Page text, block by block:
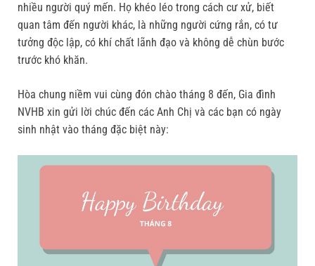
nhiều người quý mến. Họ khéo léo trong cách cư xử, biết
quan tâm đến người khác, là những người cứng rắn, có tư
tưởng độc lập, có khí chất lãnh đạo và không dễ chùn bước
trước khó khăn.
Hòa chung niềm vui cùng đón chào tháng 8 đến, Gia đình
NVHB xin gửi lời chúc đến các Anh Chị và các bạn có ngày
sinh nhật vào tháng đặc biệt này: